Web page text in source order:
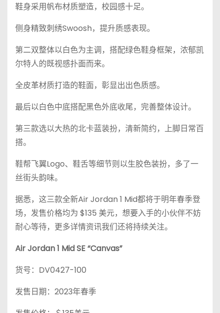
鞋身采用帆布材质塑造，校园感十足。
侧身精致刺绣Swoosh，提升质感表现。
第二双整体以白色为主调，搭配绿色鞋身框架，浓郁凯
尔特人的既视感扑面而来。
全皮革材质打造的鞋面，彰显出出色质感。
最后以白色中底搭配黑色外底收尾，完善整体设计。
第三款选以大热的北卡蓝装扮，清新简约，上脚日常百
搭。
鞋帮飞翼Logo、鞋舌等细节则以生胶色装扮，多了一
丝街头韵味。
据悉，这三款全新Air Jordan 1 Mid都将于明年春季登
场，发售价格均为 $135 美元，想要入手的小伙伴不妨
耐心等待，更多详情资讯我们还将持续关注。
Air Jordan 1 Mid SE “Canvas”
货号：DV0427-100
发售日期：2023年春季